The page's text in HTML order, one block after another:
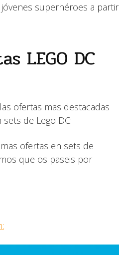
superhéroes a partir
LEGO DC
ofertas mas destacadas
de Lego DC:
ofertas en sets de
que os paseis por